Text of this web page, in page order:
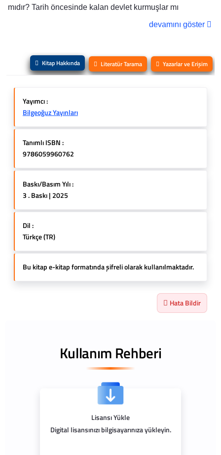
mıdır? Tarih öncesinde kalan devlet kurmuşlar mı
devamını göster
Kitap Hakkında Literatür Tarama Yazarlar ve Erişim
Yayımcı :
Bilgeoğuz Yayınları
Tanımlı ISBN :
9786059960762
Baskı/Basım Yılı :
3 . Baskı | 2025
Dil :
Türkçe (TR)
Bu kitap e-kitap formatında şifreli olarak kullanılmaktadır.
Hata Bildir
Kullanım Rehberi
Lisansı Yükle
Digital lisansınızı bilgisayarınıza yükleyin.